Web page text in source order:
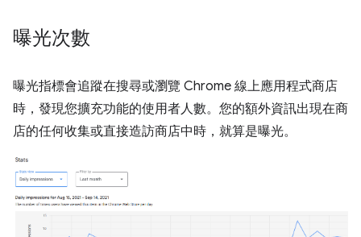
曝光次數
曝光指標會追蹤在搜尋或瀏覽 Chrome 線上應用程式商店
時，發現您擴充功能的使用者人數。您的額外資訊出現在商
店的任何收集或直接造訪商店中時，就算是曝光。